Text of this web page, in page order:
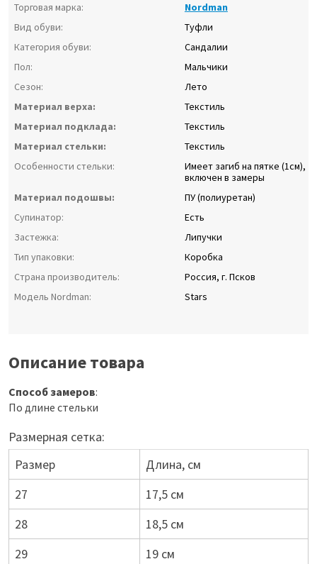
Торговая марка:
Nordman
Вид обуви:
Туфли
Категория обуви:
Сандалии
Пол:
Мальчики
Сезон:
Лето
Материал верха:
Текстиль
Материал подклада:
Текстиль
Материал стельки:
Текстиль
Особенности стельки:
Имеет загиб на пятке (1см),
включен в замеры
Материал подошвы:
ПУ (полиуретан)
Супинатор:
Есть
Застежка:
Липучки
Тип упаковки:
Коробка
Страна производитель:
Россия, г. Псков
Модель Nordman:
Stars
Описание товара
Способ замеров:
По длине стельки
Размерная сетка:
Размер
Длина, см
27
17,5 см
28
18,5 см
29
19 см